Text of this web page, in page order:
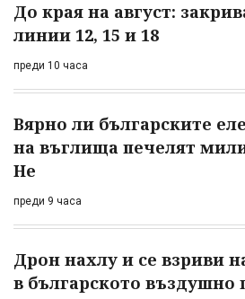
До края на август:
линии 12, 15 и 18
преди 10 часа
Вярно ли българските
на въглища печелят
Не
преди 9 часа
Дрон нахлу и се взриви
в българското въздушно